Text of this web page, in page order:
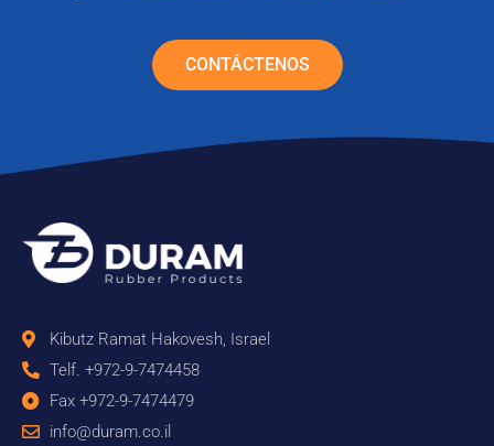
CONTÁCTENOS
Kibutz Ramat Hakovesh, Israel
Telf. +972-9-7474458
Fax +972-9-7474479
info@duram.co.il